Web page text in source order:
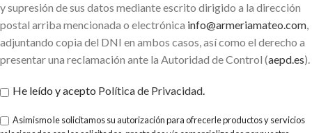
y supresión de sus datos mediante escrito dirigido a la dirección
postal arriba mencionada o electrónica info@armeriamateo.com,
adjuntando copia del DNI en ambos casos, así como el derecho a
presentar una reclamación ante la Autoridad de Control (aepd.es).
He leído y acepto Política de Privacidad.
Asimismo le solicitamos su autorización para ofrecerle productos y servicios